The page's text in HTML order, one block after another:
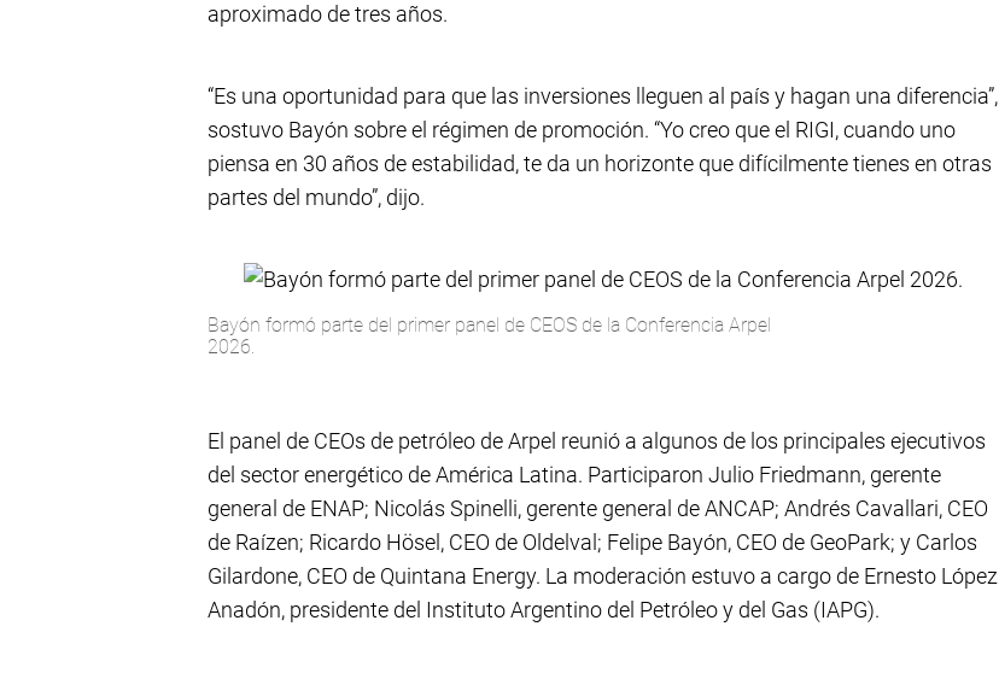
aproximado de tres años.
“Es una oportunidad para que las inversiones lleguen al país y hagan una diferencia”,
sostuvo Bayón sobre el régimen de promoción. “Yo creo que el RIGI, cuando uno
piensa en 30 años de estabilidad, te da un horizonte que difícilmente tienes en otras
partes del mundo”, dijo.
Bayón formó parte del primer panel de CEOS de la Conferencia Arpel
2026.
El panel de CEOs de petróleo de Arpel reunió a algunos de los principales ejecutivos
del sector energético de América Latina. Participaron Julio Friedmann, gerente
general de ENAP; Nicolás Spinelli, gerente general de ANCAP; Andrés Cavallari, CEO
de Raízen; Ricardo Hösel, CEO de Oldelval; Felipe Bayón, CEO de GeoPark; y Carlos
Gilardone, CEO de Quintana Energy. La moderación estuvo a cargo de Ernesto López
Anadón, presidente del Instituto Argentino del Petróleo y del Gas (IAPG).